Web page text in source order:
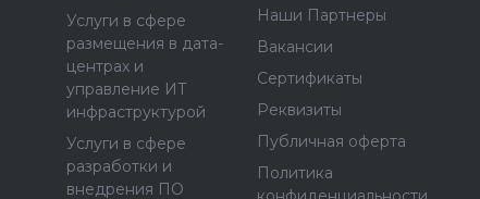
Услуги в сфере
размещения в дата-
центрах и
управление ИТ
инфраструктурой
Услуги в сфере
разработки и
внедрения ПО
Наши Партнеры
Вакансии
Сертификаты
Реквизиты
Публичная оферта
Политика